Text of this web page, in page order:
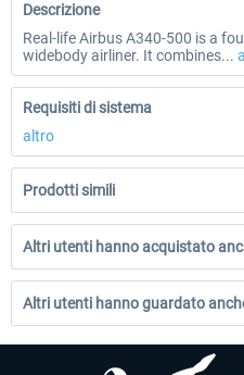
Descrizione
Real-life Airbus A340-500 is a
widebody airliner. It combines...
Requisiti di sistema
altro
Prodotti simili
Altri utenti hanno acquistato
Altri utenti hanno guardato